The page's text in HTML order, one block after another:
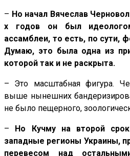
– Но начал Вячеслав
х годов он был
ассамблеи, то есть, по сути,
Думаю, это была одна из
которой так и не раскрыта.
– Это масштабная фигура.
выше нынешних
не было пещерного,
– Но Кучму на второй срок
западные регионы Украины,
перевесом над